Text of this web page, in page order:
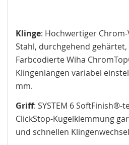
Klinge: Hochwertiger
Stahl, durchgehend
Farbcodierte Wiha
Klingenlängen variabel
mm.
Griff: SYSTEM 6 SoftFinish®-
ClickStop-Kugelklemmung
und schnellen